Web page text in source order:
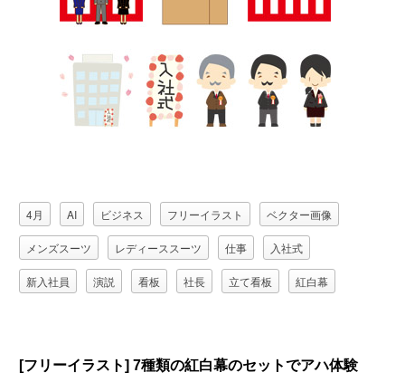
4月 AI ビジネス フリーイラスト ベクター画像
メンズスーツ レディーススーツ 仕事 入社式
新入社員 演説 看板 社長 立て看板 紅白幕
[フリーイラスト] 7種類の紅白幕のセットでアハ体験